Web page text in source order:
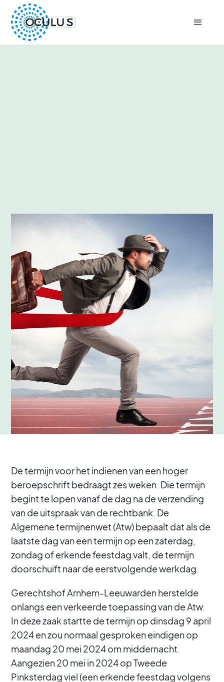
De termijn voor het indienen van een hoger
beroepschrift bedraagt zes weken. Die termijn
begint te lopen vanaf de dag na de verzending
van de uitspraak van de rechtbank. De
Algemene termijnenwet (Atw) bepaalt dat als de
laatste dag van een termijn op een zaterdag,
zondag of erkende feestdag valt, de termijn
doorschuift naar de eerstvolgende werkdag.
Gerechtshof Arnhem-Leeuwarden herstelde
onlangs een verkeerde toepassing van de Atw.
In deze zaak startte de termijn op dinsdag 9 april
2024 en zou normaal gesproken eindigen op
maandag 20 mei 2024 om middernacht.
Aangezien 20 mei in 2024 op Tweede
Pinksterdag viel (een erkende feestdag volgens